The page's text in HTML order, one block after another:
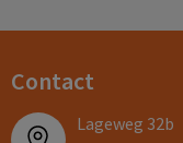
Contact
Lageweg 32b